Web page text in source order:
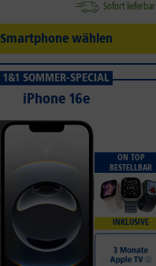
Sofort lieferbar
Smartphone wählen
1&1 SOMMER-SPECIAL
iPhone 16e
ON TOP
BESTELLBAR
INKLUSIVE